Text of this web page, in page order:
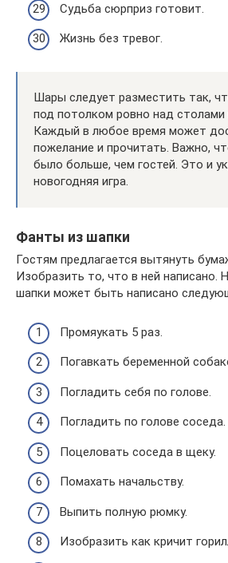
Судьба сюрприз готовит.
Жизнь без тревог.
Шары следует разместить так,
под потолком ровно над столами
Каждый в любое время может
пожелание и прочитать. Важно,
было больше, чем гостей. Это и
новогодняя игра.
Фанты из шапки
Гостям предлагается вытянуть
Изобразить то, что в ней написано.
шапки может быть написано
Промяукать 5 раз.
Погавкать беременной
Погладить себя по голове.
Погладить по голове соседа.
Поцеловать соседа в щеку.
Помахать начальству.
Выпить полную рюмку.
Изобразить как кричит